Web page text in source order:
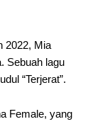
2022, Mia
Sebuah lagu
“Terjerat”.
Female, yang